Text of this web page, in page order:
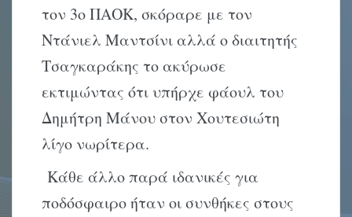
τον 3ο ΠΑΟΚ, σκόραρε με τον
Ντάνιελ Μαντσίνι αλλά ο διαιτητής
Τσαγκαράκης το ακύρωσε
εκτιμώντας ότι υπήρχε φάουλ του
Δημήτρη Μάνου στον Χουτεσιώτη
λίγο νωρίτερα.
Κάθε άλλο παρά ιδανικές για
ποδόσφαιρο ήταν οι συνθήκες στους